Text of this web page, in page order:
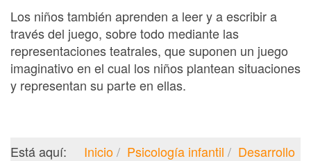
Los niños también aprenden a leer y a escribir a
través del juego, sobre todo mediante las
representaciones teatrales, que suponen un juego
imaginativo en el cual los niños plantean situaciones
y representan su parte en ellas.
Está aquí: Inicio Psicología infantil Desarrollo